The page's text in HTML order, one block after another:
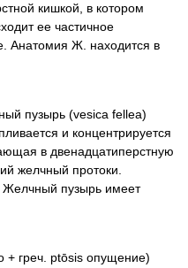
кишкой, в котором
ее частичное
Анатомия Ж. находится в
пузырь (vesica fellea)
и концентрируется
в двенадцатиперстную
желчный протоки.
пузырь имеет
греч. ptōsis опущение)